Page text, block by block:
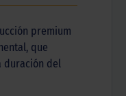
premium
que
duración del